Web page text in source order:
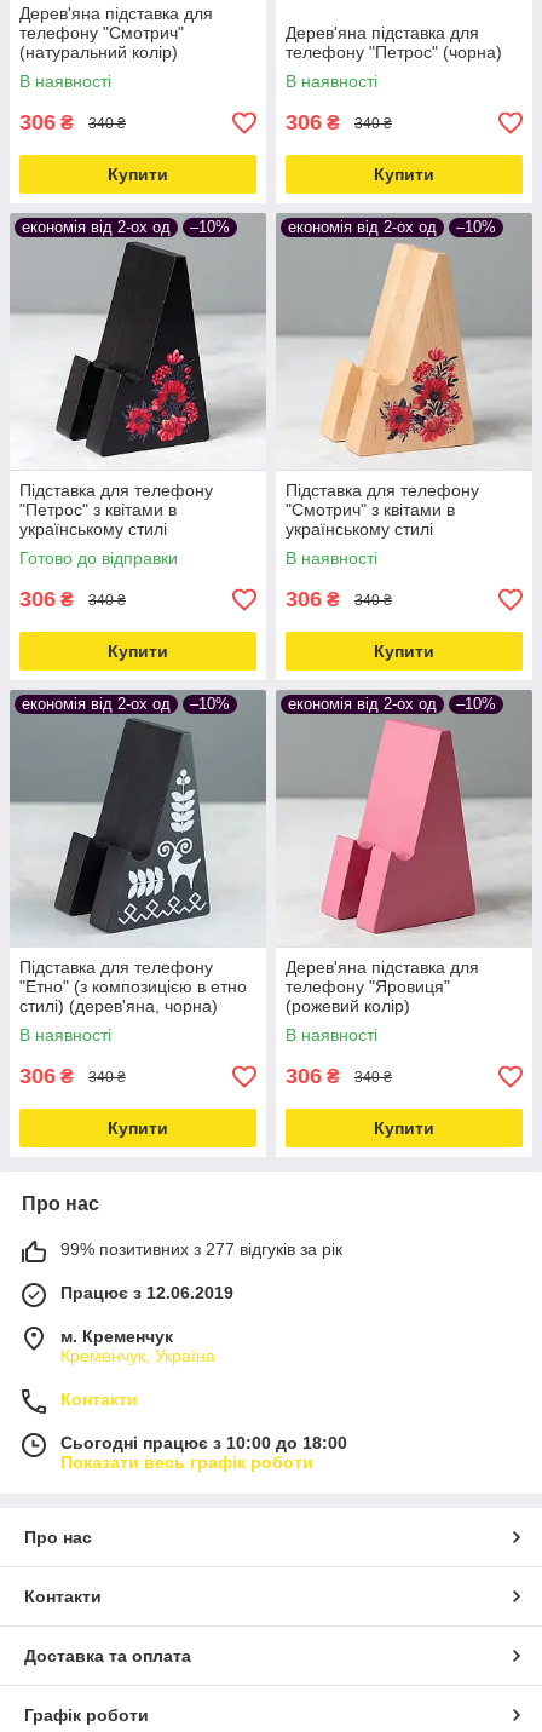
Дерев'яна підставка для
телефону "Смотрич"
(натуральний колір)
В наявності
306 ₴ 340 ₴
Купити
Дерев'яна підставка для
телефону "Петрос" (чорна)
В наявності
306 ₴ 340 ₴
Купити
економія від 2-ох од –10%
Підставка для телефону
"Петрос" з квітами в
українському стилі
(дерев'яна, чорна)
Готово до відправки
306 ₴ 340 ₴
Купити
економія від 2-ох од –10%
Підставка для телефону
"Смотрич" з квітами в
українському стилі
(дерев'яна, натуральний
колір)
В наявності
306 ₴ 340 ₴
Купити
економія від 2-ох од –10%
Підставка для телефону
"Етно" (з композицією в етно
стилі) (дерев'яна, чорна)
В наявності
306 ₴ 340 ₴
Купити
економія від 2-ох од –10%
Дерев'яна підставка для
телефону "Яровиця"
(рожевий колір)
В наявності
306 ₴ 340 ₴
Купити
Про нас
99% позитивних з 277 відгуків за рік
Працює з 12.06.2019
м. Кременчук
Кременчук, Україна
Контакти
Сьогодні працює з 10:00 до 18:00
Показати весь графік роботи
Про нас
Контакти
Доставка та оплата
Графік роботи